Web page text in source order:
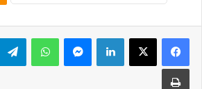
لينكدإن ماسنجر واتساب
طباعة